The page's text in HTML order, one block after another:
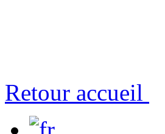
Retour accueil